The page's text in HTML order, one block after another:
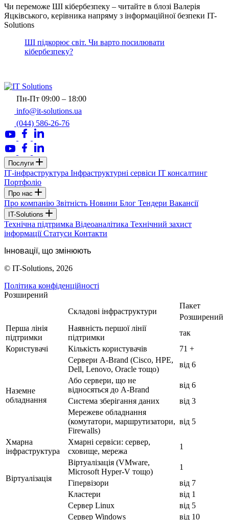
Чи переможе ШІ кібербезпеку – читайте в блозі Валерія
Яцківського, керівника напряму з інформаційної безпеки IT-
Solutions
ШІ підкорює світ. Чи варто посилювати
кібербезпеку?
Пн-Пт 09:00 – 18:00
info@it-solutions.ua
(044) 586-26-76
Послуги
ІТ-інфраструктура Інфраструктурні сервіси IT консалтинг
Портфоліо
Про нас
Про компанію Звітність Новини Блог Тендери Вакансії
IT-Solutions
Технічна підтримка Відеоаналітика Технічний захист
інформаціїСтатуси Контакти
Інновації, що змінюють
© IT-Solutions, 2026
Політика конфіденційності
Розширений
Складові інфраструктури
Пакет
Розширений
Перша лінія
підтримки
Наявність першої лінії
підтримки
так
Користувачі
Кількість користувачів 71 +
Наземне
обладнання
Сервери A-Brand (Cisco, HPE,
Dell, Lenovo, Oracle тощо)
від 6
Або сервери, що не
відносяться до A-Brand
від 6
Система зберігання даних
від 3
Мережеве обладнання
(комутатори, маршрутизатори,
Firewalls)
від 5
Хмарна
інфраструктура
Хмарні сервіси: сервер,
сховище, мережа
1
Віртуалізація
Віртуалізація (VMware,
Microsoft Hyper-V тощо)
1
Гіпервізори
від 7
Кластери
від 1
Сервер Linux
від 5
Сервер Windows
від 10